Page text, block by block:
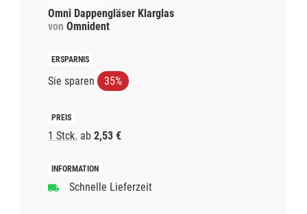
Omni Dappengläser Klarglas
von Omnident
Sie sparen 35%
1 Stck. ab 2,53 €
Schnelle Lieferzeit